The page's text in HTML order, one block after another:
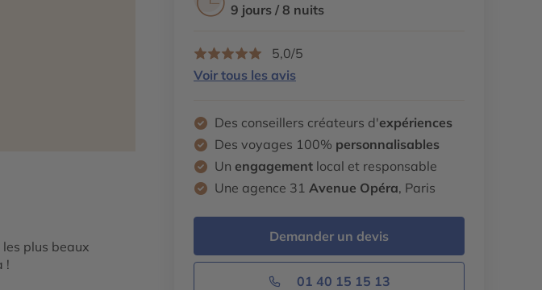
plus beaux
!
9 jours / 8 nuits
5,0/5
Voir tous les avis
Des conseillers créateurs d'expériences
Des voyages 100% personnalisables
Un engagement local et responsable
Une agence 31 Avenue Opéra, Paris
Demander un devis
01 40 15 15 13